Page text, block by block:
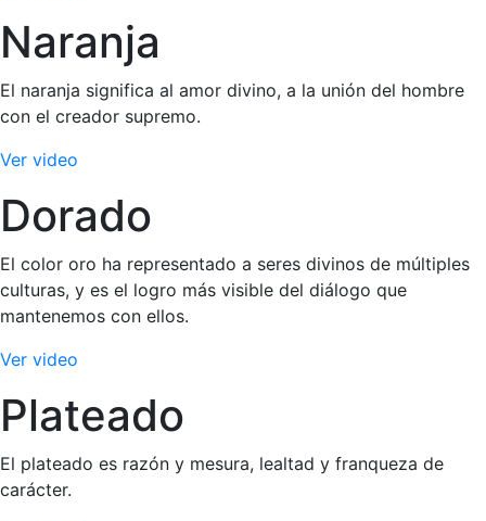
Naranja
El naranja significa al amor divino, a la unión del hombre
con el creador supremo.
Ver video
Dorado
El color oro ha representado a seres divinos de múltiples
culturas, y es el logro más visible del diálogo que
mantenemos con ellos.
Ver video
Plateado
El plateado es razón y mesura, lealtad y franqueza de
carácter.